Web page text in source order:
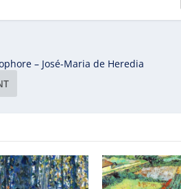
– José-Maria de Heredia